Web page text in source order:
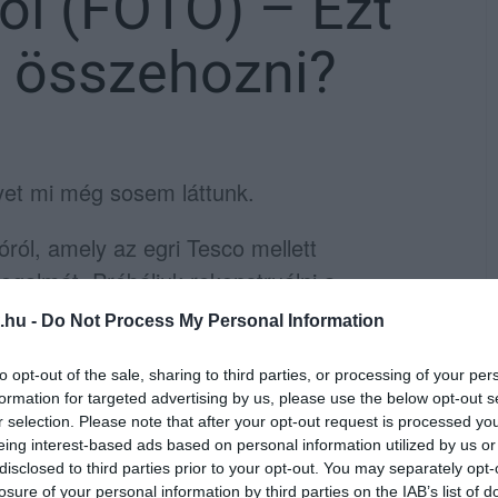
- Do Not Process My Personal Information
opt-out of the sale, sharing to third parties, or processing of your
for targeted advertising by us, please use the below opt-out
selection. Please note that after your opt-out request is processed
interest-based ads based on personal information utilized by us
to third parties prior to your opt-out. You may separately
of your personal information by third parties on the IAB’s list of
mi még sosem láttunk.
amely az egri Tesco mellett
Próbáljuk rekonstruálni a
láthatta, hogy egy rakat
hagynia kocsiját a bejárattól. De ő úgy
megoldás:
Nincs senki a kocsiban, a sofőr